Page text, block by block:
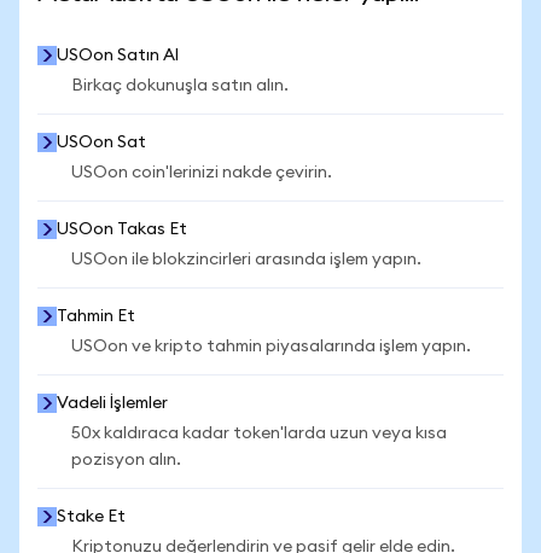
USOon Satın Al
Birkaç dokunuşla satın alın.
USOon Sat
USOon coin'lerinizi nakde çevirin.
USOon Takas Et
USOon ile blokzincirleri arasında işlem yapın.
Tahmin Et
USOon ve kripto tahmin piyasalarında işlem yapın.
Vadeli İşlemler
50x kaldıraca kadar token'larda uzun veya kısa
pozisyon alın.
Stake Et
Kriptonuzu değerlendirin ve pasif gelir elde edin.